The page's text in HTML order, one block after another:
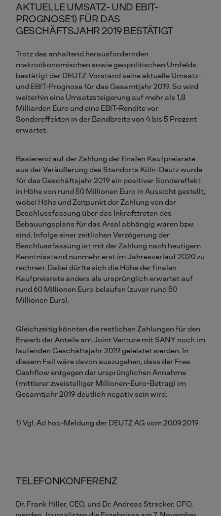
AKTUELLE UMSATZ- UND EBIT-
PROGNOSE1) FÜR DAS
GESCHÄFTSJAHR 2019 BESTÄTIGT
Trotz des anhaltend herausfordernden
makroökonomischen sowie geopolitischen Umfelds
bestätigt der DEUTZ-Vorstand seine aktuelle Umsatz-
und EBIT-Prognose für das Gesamtjahr 2019. So wird
weiterhin eine Umsatzsteigerung auf mehr als 1,8
Milliarden Euro und eine EBIT-Rendite vor
Sondereffekten in der Bandbreite von 4 bis 5 Prozent
erwartet.
Basierend auf der Zahlung der finalen Kaufpreisrate
aus der Veräußerung des Standorts Köln-Deutz wurde
für das Geschäftsjahr 2019 ein positiver Sondereffekt
in Höhe von rund 50 Millionen Euro in Aussicht gestellt,
wobei Höhe und Zeitpunkt der Zahlung von der
Beschlussfassung über das Inkrafttreten des
Bebauungsplans für das Areal abhängig waren bzw.
sind. Infolge einer zeitlichen Verzögerung der
Beschlussfassung ist mit der Zahlung nach heutigem
Kenntnisstand nunmehr erst im Jahresverlauf 2020 zu
rechnen. Dabei dürfte sich die Höhe der finalen
Kaufpreisrate anders als ursprünglich erwartet auf
rund 60 Millionen Euro belaufen (zuvor rund 50
Millionen Euro).
Gleichzeitig könnten die restlichen Zahlungen für den
Erwerb der Anteile am Joint Venture mit SANY noch im
laufenden Geschäftsjahr 2019 geleistet werden. In
diesem Fall wäre davon auszugehen, dass der Free
Cashflow entgegen der ursprünglichen Annahme
(mittlerer zweistelliger Millionen-Euro-Betrag) im
Gesamtjahr 2019 deutlich negativ sein wird.
1) Vgl. Ad hoc-Meldung der DEUTZ AG vom 20.09.2019.
TELEFONKONFERENZ
Dr. Frank Hiller, CEO, und Dr. Andreas Strecker, CFO,